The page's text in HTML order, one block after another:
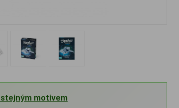
motivem